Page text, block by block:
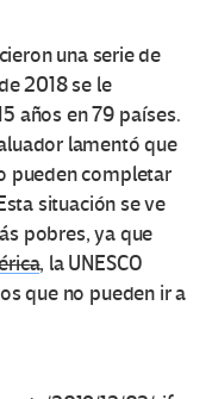
una serie de
2018 se le
años en 79 países.
lamentó que
pueden completar
situación se ve
pobres, ya que
, la UNESCO
que no pueden ir a